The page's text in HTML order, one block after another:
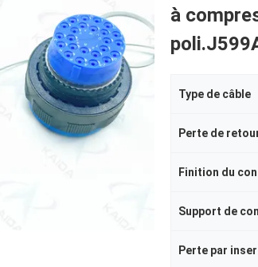
à
Type de câble
Finition du
Support de